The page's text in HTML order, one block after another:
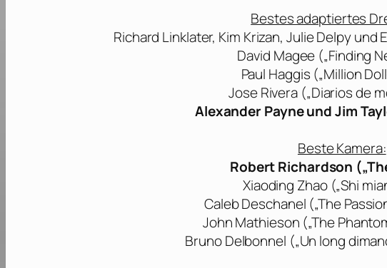
Bestes adaptiertes
Richard Linklater, Kim Krizan, Julie Delpy und
David Magee („Finding
Paul Haggis („Million
Jose Rivera („Diarios de
Alexander Payne und Jim
Beste Kamera:
Robert Richardson
Xiaoding Zhao („Shi
Caleb Deschanel („The
John Mathieson („The
Bruno Delbonnel („Un long